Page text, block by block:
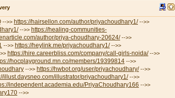
-->> https://hairsellon.com/author/priyachoudhary1/-->>
-->> https://healing-communities-
author/priya-choudhary-20624/-->>
-->> https://heylink.me/priyachoudhary1/-->>
https://hire.careerbliss.com/company/call-girls-noida/-->>
hocplayground.mn.co/members/19399814 -->>
-->> https://hwbot.org/user/priyachoudhary/-->>
illust.daysneo.com/illustrator/priyachoudhary1/-->>
independent.academia.edu/PriyaChoudhary166 -->>
-->>